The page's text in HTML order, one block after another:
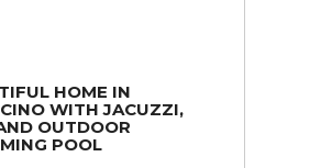
HOME IN
WITH JACUZZI,
OUTDOOR
POOL